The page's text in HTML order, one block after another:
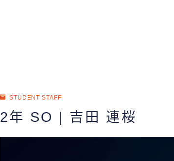
STUDENT STAFF
2年 SO | 吉田 連桜